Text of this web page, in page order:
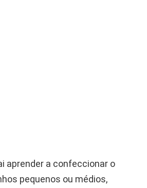
aprender a confeccionar o
pequenos ou médios,